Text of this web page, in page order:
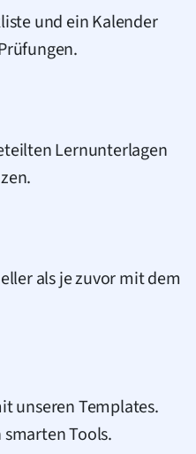
und ein Kalender
Lernunterlagen
als je zuvor mit dem
unseren Templates.
Tools.